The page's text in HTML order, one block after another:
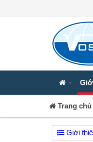
Trang chủ
Giới